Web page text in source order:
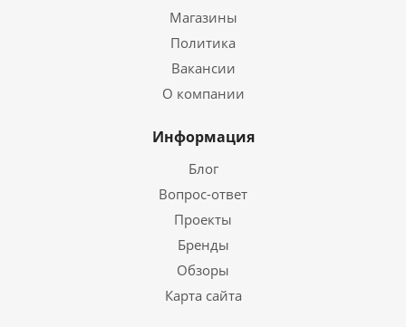
Магазины
Политика
Вакансии
О компании
Информация
Блог
Вопрос-ответ
Проекты
Бренды
Обзоры
Карта сайта